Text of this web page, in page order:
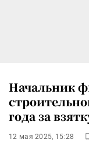
Начальник
года за
12 мая 2025, 15:28